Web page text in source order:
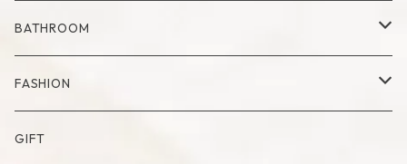
Milk Pitcher
Bowl
Cutlery
Fabric Poster
Artificial Flower
Artificial Bouquet
Candle
Tea Pot
Blanket
Accessory Case
Lamp
BATHROOM
Towel
Mat
FASHION
Bag
GIFT